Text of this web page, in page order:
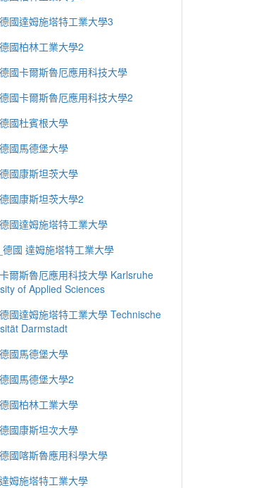
國達姆施塔特工業大學3
國柏林工業大學2
國卡爾斯魯厄應用科技大學
國卡爾斯魯厄應用科技大學2
國杜賓根大學
國馬德堡大學
國康斯坦茨大學
國康斯坦茨大學2
國達姆施塔特工業大學
國 達姆施塔特工業大學
爾斯魯厄應用科技大學 Karlsruhe
of Applied Sciences
國達姆施塔特工業大學 Technische
Darmstadt
國馬德堡大學
國馬德堡大學2
國柏林工業大學
國康斯坦次大學
國喀斯魯應用科學大學
姆施塔特工業大學